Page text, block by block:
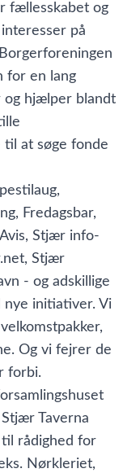
fællesskabet og
på
for en lang
hjælper blandt
at søge fonde
Fredagsbar,
Stjær info-
Stjær
- og adskillige
nye initiativer. Vi
Og vi fejrer de
forbi.
Taverna
rådighed for
Nørkleriet,